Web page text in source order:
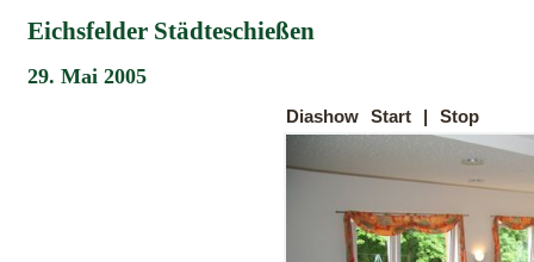
Eichsfelder Städteschießen
29. Mai 2005
Diashow Start Stop